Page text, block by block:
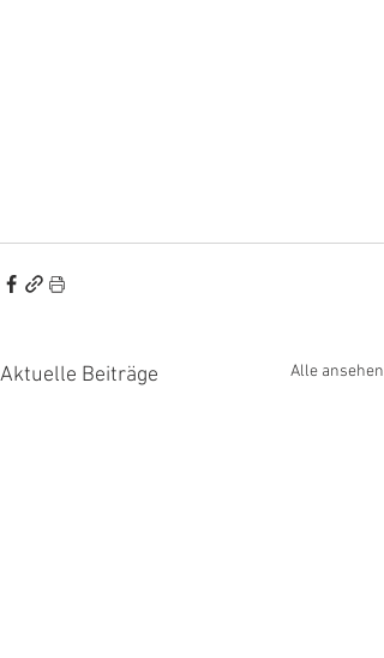
Aktuelle Beiträge Alle ansehen